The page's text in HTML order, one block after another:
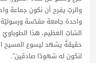
والربّ يفرح أن نكون جماعة
واحدة جامعة مقدّسة
الشابّ العظيم، هذا
حقيقةً يشهد ليسوع المسيح
لنكون له شهودًا صادقين”.